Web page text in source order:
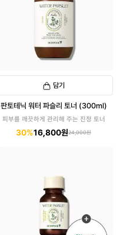
담기
판토테닉 워터 파슬리 토너 (300ml)
피부를 깨끗하게 관리해 주는 진정 토너
30%16,800원24,000원